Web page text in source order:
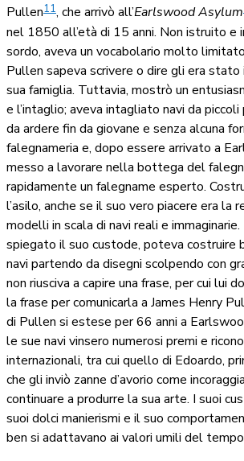
Pullen11, che arrivò all’Earlswood Asylum
nel 1850 all’età di 15 anni. Non istruito e
sordo, aveva un vocabolario molto
Pullen sapeva scrivere o dire gli era
sua famiglia. Tuttavia, mostrò un
e l’intaglio; aveva intagliato navi da
da ardere fin da giovane e senza alcuna
falegnameria e, dopo essere arrivato a
messo a lavorare nella bottega del
rapidamente un falegname esperto.
l’asilo, anche se il suo vero piacere era la
modelli in scala di navi reali e
spiegato il suo custode, poteva costruire
navi partendo da disegni scolpendo con
non riusciva a capire una frase, per cui lui
la frase per comunicarla a James Henry
di Pullen si estese per 66 anni a
le sue navi vinsero numerosi premi e
internazionali, tra cui quello di Edoardo,
che gli inviò zanne d’avorio come
continuare a produrre la sua arte. I suoi
suoi dolci manierismi e il suo
ben si adattavano ai valori umili del